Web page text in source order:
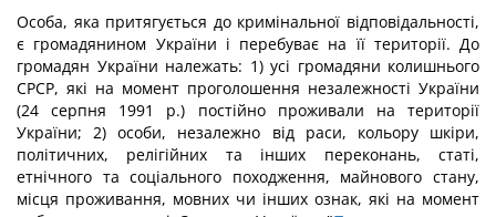
Особа, яка притягується до кримінальної відповідальності,
є громадянином України і перебуває на її території. До
громадян України належать: 1) усі громадяни колишнього
СРСР, які на момент проголошення незалежності України
(24 серпня 1991 р.) постійно проживали на території
України; 2) особи, незалежно від раси, кольору шкіри,
політичних, релігійних та інших переконань, статі,
етнічного та соціального походження, майнового стану,
місця проживання, мовних чи інших ознак, які на момент